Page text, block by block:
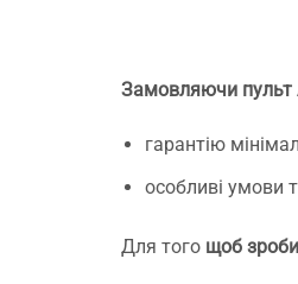
Замовляючи пульт
гарантію
особливі умови
Для того щоб